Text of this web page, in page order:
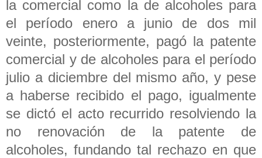
la comercial como la de alcoholes para
el período enero a junio de dos mil
veinte, posteriormente, pagó la patente
comercial y de alcoholes para el período
julio a diciembre del mismo año, y pese
a haberse recibido el pago, igualmente
se dictó el acto recurrido resolviendo la
no renovación de la patente de
alcoholes, fundando tal rechazo en que